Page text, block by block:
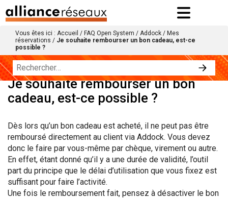
Vous êtes ici : Accueil / FAQ Open System / Addock / Mes
réservations / Je souhaite rembourser un bon cadeau, est-ce
possible ?
Je souhaite rembourser un bon
cadeau, est-ce possible ?
Dès lors qu’un bon cadeau est acheté, il ne peut pas être
remboursé directement au client via Addock. Vous devez
donc le faire par vous-même par chèque, virement ou autre.
En effet, étant donné qu’il y a une durée de validité, l’outil
part du principe que le délai d’utilisation que vous fixez est
suffisant pour faire l’activité.
Une fois le remboursement fait, pensez à désactiver le bon